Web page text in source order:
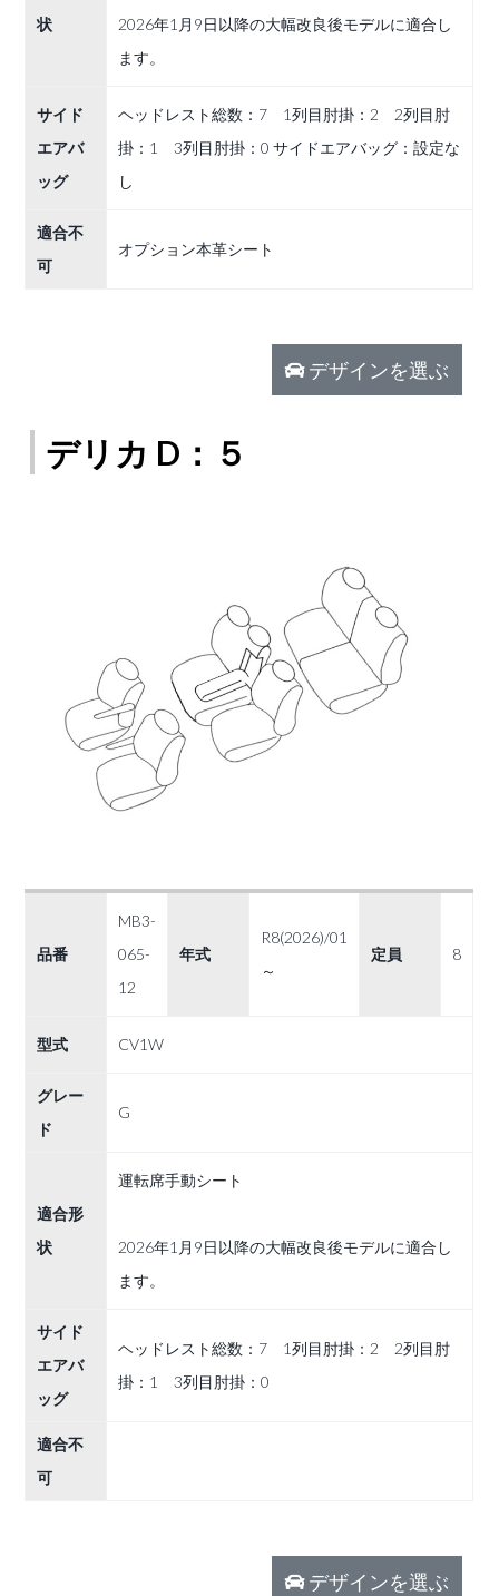
状
2026年1月9日以降の大幅改良後モデルに適合し
ます。
サイド
エアバ
ッグ
ヘッドレスト総数：7 1列目肘掛：2 2列目肘
掛：1 3列目肘掛：0 サイドエアバッグ：設定な
し
適合不
可
オプション本革シート
デザインを選ぶ
デリカ D：５
品番
MB3-
065-
12
年式
R8(2026)/01
～
定員 8
型式 CV1W
グレー
ド
G
適合形
状
運転席手動シート
2026年1月9日以降の大幅改良後モデルに適合し
ます。
サイド
エアバ
ッグ
ヘッドレスト総数：7 1列目肘掛：2 2列目肘
掛：1 3列目肘掛：0
適合不
可
デザインを選ぶ